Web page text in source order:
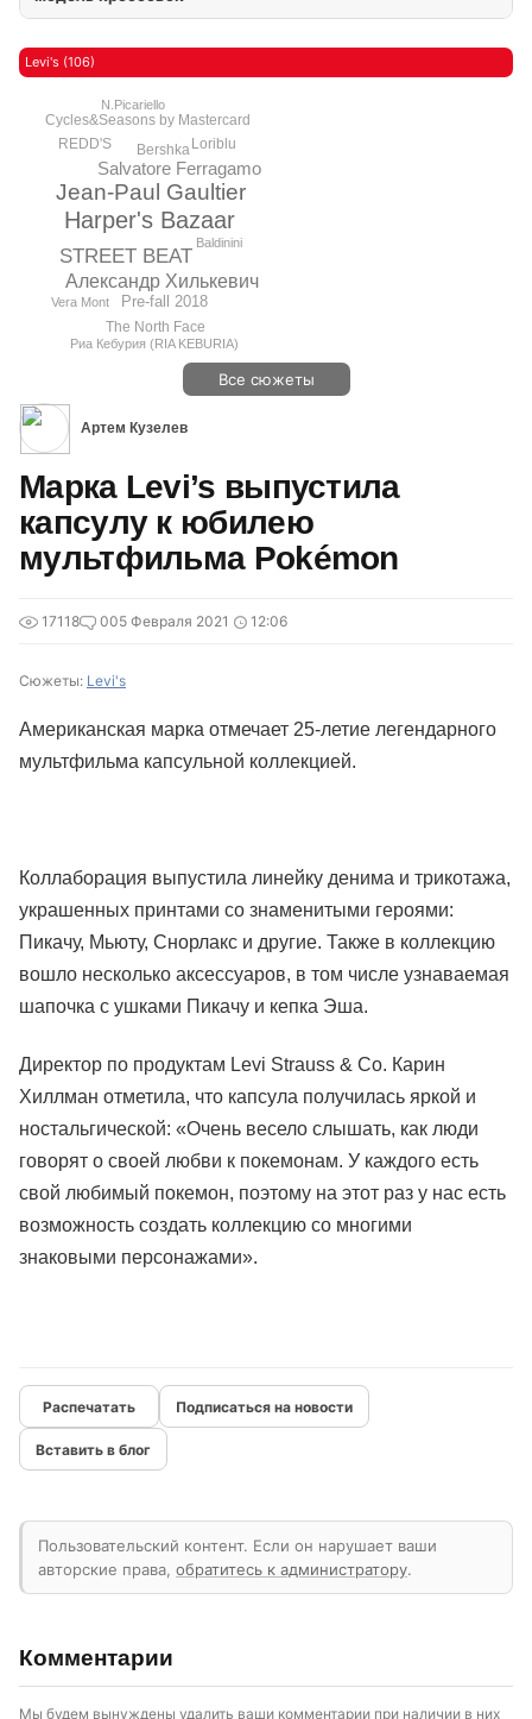
Levi's (106)
Harper's Bazaar
Jean-Paul Gaultier
STREET BEAT
Александр Хилькевич
Salvatore Ferragamo
Pre-fall 2018
Loriblu
Cycles&Seasons by Mastercard
Bershka
The North Face
REDD'S
Vera Mont
Baldinini
Риа Кебурия (RIA KEBURIA)
N.Picariello
Все сюжеты
Артем Кузелев
Марка Levi’s выпустила
капсулу к юбилею
мультфильма Pokémon
17118 005 Февраля 2021 12:06
Сюжеты: Levi's
Американская марка отмечает 25-летие легендарного
мультфильма капсульной коллекцией.
Коллаборация выпустила линейку денима и трикотажа,
украшенных принтами со знаменитыми героями:
Пикачу, Мьюту, Снорлакс и другие. Также в коллекцию
вошло несколько аксессуаров, в том числе узнаваемая
шапочка с ушками Пикачу и кепка Эша.
Директор по продуктам Levi Strauss & Co. Карин
Хиллман отметила, что капсула получилась яркой и
ностальгической: «Очень весело слышать, как люди
говорят о своей любви к покемонам. У каждого есть
свой любимый покемон, поэтому на этот раз у нас есть
возможность создать коллекцию со многими
знаковыми персонажами».
Подписаться на новости
Вставить в блог
Пользовательский контент. Если он нарушает ваши
авторские права, обратитесь к администратору.
Комментарии
Мы будем вынуждены удалить ваши комментарии при наличии в них